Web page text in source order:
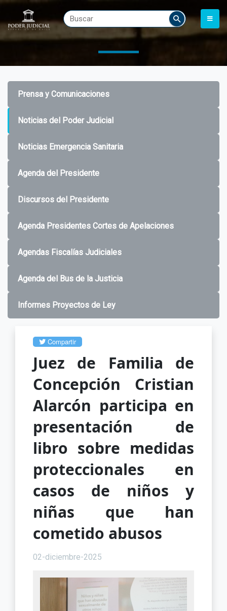
Prensa y Comunicaciones
Noticias del Poder Judicial
Noticias Emergencia Sanitaria
Agenda del Presidente
Discursos del Presidente
Agenda Presidentes Cortes de Apelaciones
Agendas Fiscalías Judiciales
Agenda del Bus de la Justicia
Informes Proyectos de Ley
Compartir
Juez de Familia de
Concepción Cristian
Alarcón participa en
presentación de
libro sobre medidas
proteccionales en
casos de niños y
niñas que han
cometido abusos
02-diciembre-2025